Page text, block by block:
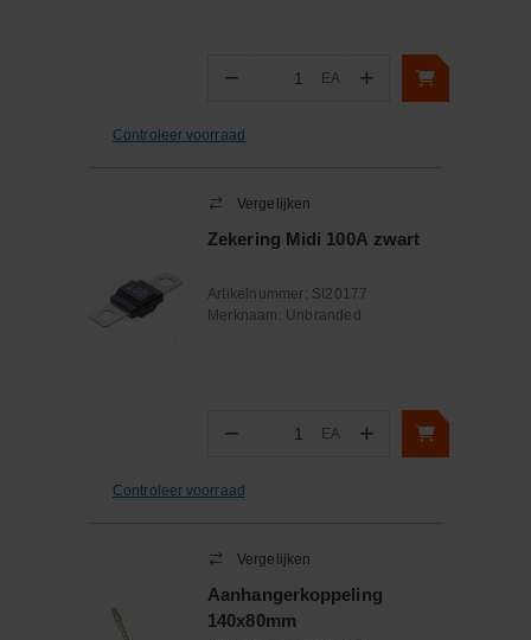
− Aantal
EA +
Controleer voorraad
Vergelijken
Zekering Midi 100A zwart
Artikelnummer: SI20177
Merknaam: Unbranded
− Aantal
EA +
Controleer voorraad
Vergelijken
Aanhangerkoppeling
140x80mm